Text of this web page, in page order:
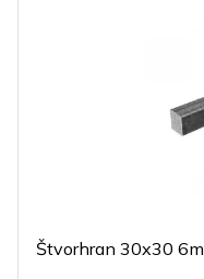
Štvorhran 30x30 6m